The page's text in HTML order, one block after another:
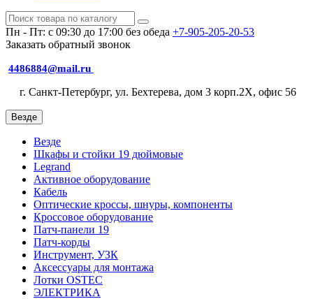
Пн - Пт: с 09:30 до 17:00 без обеда +7-905-205-20-53
Заказать обратный звонок
4486884@mail.ru
г. Санкт-Петербург, ул. Бехтерева, дом 3 корп.2X, офис 56
Везде
Везде
Шкафы и стойки 19 дюймовые
Legrand
Активное оборудование
Кабель
Оптические кроссы, шнуры, компоненты
Кроссовое оборудование
Патч-панели 19
Патч-корды
Инструмент, УЗК
Аксессуары для монтажа
Лотки OSTEC
ЭЛЕКТРИКА